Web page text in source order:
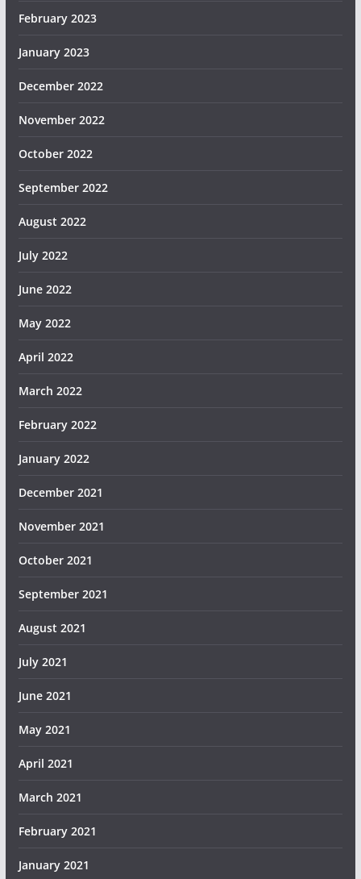
February 2023
January 2023
December 2022
November 2022
October 2022
September 2022
August 2022
July 2022
June 2022
May 2022
April 2022
March 2022
February 2022
January 2022
December 2021
November 2021
October 2021
September 2021
August 2021
July 2021
June 2021
May 2021
April 2021
March 2021
February 2021
January 2021